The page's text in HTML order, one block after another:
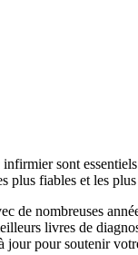
sont
plus fiables et les
de nombreuses
livres de
jour pour soutenir